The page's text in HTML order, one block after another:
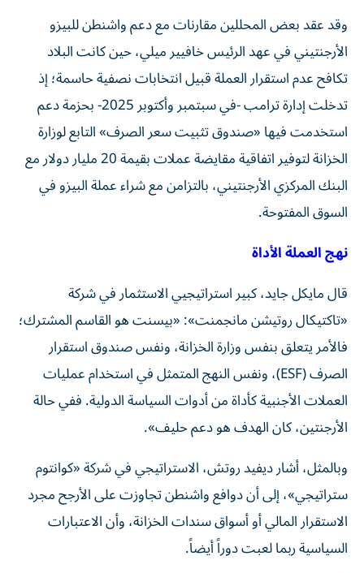
وقد عقد بعض المحللين مقارنات مع دعم واشنطن للبيزو
الأرجنتيني في عهد الرئيس خافيير ميلي، حين كانت البلاد
تكافح عدم استقرار العملة قبيل انتخابات نصفية حاسمة؛ إذ
تدخلت إدارة ترامب -في سبتمبر وأكتوبر 2025- بحزمة دعم
استخدمت فيها «صندوق تثبيت سعر الصرف» التابع لوزارة
الخزانة لتوفير اتفاقية مقايضة عملات بقيمة 20 مليار دولار مع
البنك المركزي الأرجنتيني، بالتزامن مع شراء عملة البيزو في
السوق المفتوحة.
نهج العملة الأداة
قال مايكل جايد، كبير استراتيجيي الاستثمار في شركة
«تاكتيكال روتيشن مانجمنت»: «بيسنت هو القاسم المشترك؛
فالأمر يتعلق بنفس وزارة الخزانة، ونفس صندوق استقرار
الصرف (ESF)، ونفس النهج المتمثل في استخدام عمليات
العملات الأجنبية كأداة من أدوات السياسة الدولية. ففي حالة
الأرجنتين، كان الهدف هو دعم حليف».
وبالمثل، أشار ديفيد روتش، الاستراتيجي في شركة «كوانتوم
ستراتيجي»، إلى أن دوافع واشنطن تجاوزت على الأرجح مجرد
الاستقرار المالي أو أسواق سندات الخزانة، وأن الاعتبارات
السياسية ربما لعبت دوراً أيضاً.